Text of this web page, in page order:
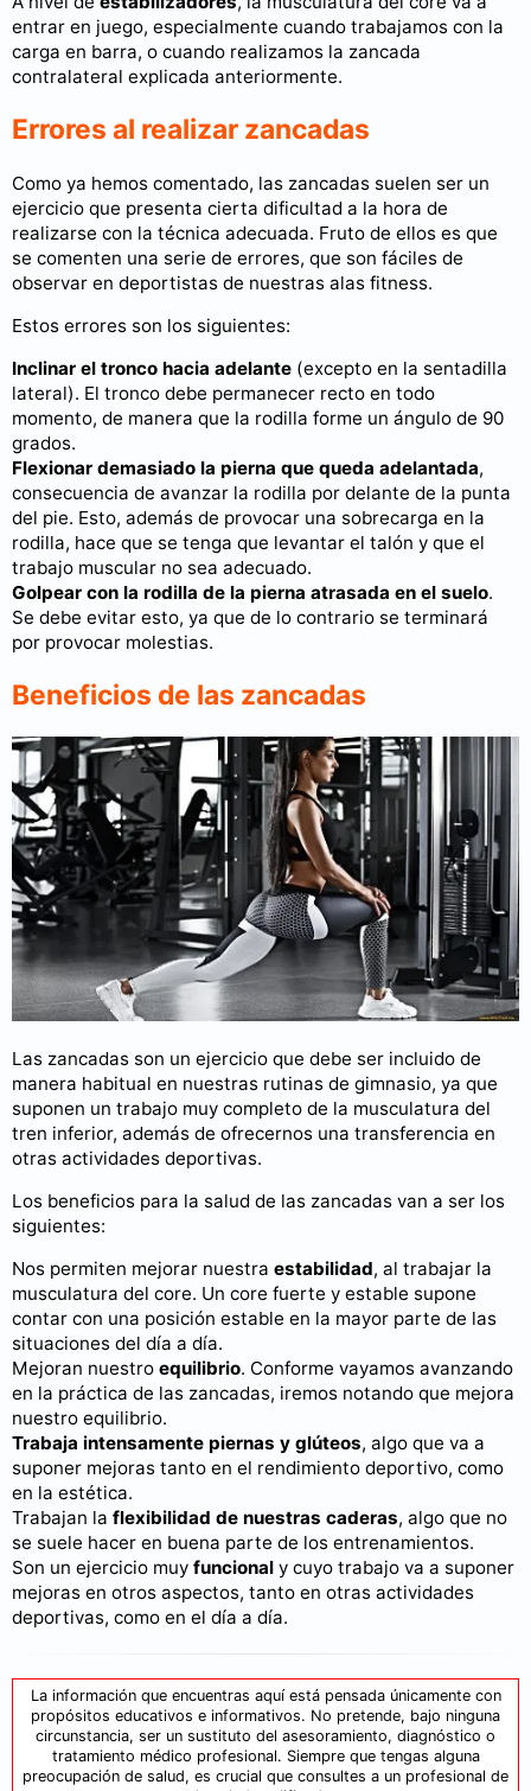
entrar en juego, especialmente cuando trabajamos con la
carga en barra, o cuando realizamos la zancada
contralateral explicada anteriormente.
Errores al realizar zancadas
Como ya hemos comentado, las zancadas suelen ser un
ejercicio que presenta cierta dificultad a la hora de
realizarse con la técnica adecuada. Fruto de ellos es que
se comenten una serie de errores, que son fáciles de
observar en deportistas de nuestras alas fitness.
Estos errores son los siguientes:
Inclinar el tronco hacia adelante (excepto en la sentadilla
lateral). El tronco debe permanecer recto en todo
momento, de manera que la rodilla forme un ángulo de 90
grados.
Flexionar demasiado la pierna que queda adelantada,
consecuencia de avanzar la rodilla por delante de la punta
del pie. Esto, además de provocar una sobrecarga en la
rodilla, hace que se tenga que levantar el talón y que el
trabajo muscular no sea adecuado.
Golpear con la rodilla de la pierna atrasada en el suelo.
Se debe evitar esto, ya que de lo contrario se terminará
por provocar molestias.
Beneficios de las zancadas
Las zancadas son un ejercicio que debe ser incluido de
manera habitual en nuestras rutinas de gimnasio, ya que
suponen un trabajo muy completo de la musculatura del
tren inferior, además de ofrecernos una transferencia en
otras actividades deportivas.
Los beneficios para la salud de las zancadas van a ser los
siguientes:
Nos permiten mejorar nuestra estabilidad, al trabajar la
musculatura del core. Un core fuerte y estable supone
contar con una posición estable en la mayor parte de las
situaciones del día a día.
Mejoran nuestro equilibrio. Conforme vayamos avanzando
en la práctica de las zancadas, iremos notando que mejora
nuestro equilibrio.
Trabaja intensamente piernas y glúteos, algo que va a
suponer mejoras tanto en el rendimiento deportivo, como
en la estética.
Trabajan la flexibilidad de nuestras caderas, algo que no
se suele hacer en buena parte de los entrenamientos.
Son un ejercicio muy funcional y cuyo trabajo va a suponer
mejoras en otros aspectos, tanto en otras actividades
deportivas, como en el día a día.
La información que encuentras aquí está pensada únicamente con
propósitos educativos e informativos. No pretende, bajo ninguna
circunstancia, ser un sustituto del asesoramiento, diagnóstico o
tratamiento médico profesional. Siempre que tengas alguna
preocupación de salud, es crucial que consultes a un profesional de